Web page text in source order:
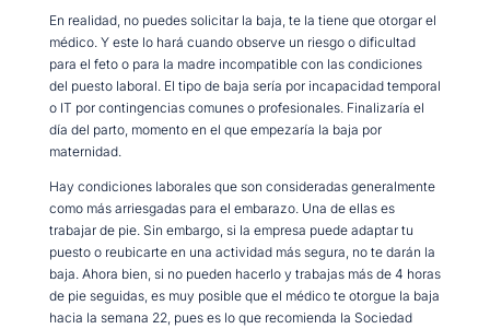
En realidad, no puedes solicitar la baja, te la tiene que otorgar el
médico. Y este lo hará cuando observe un riesgo o dificultad
para el feto o para la madre incompatible con las condiciones
del puesto laboral. El tipo de baja sería por incapacidad temporal
o IT por contingencias comunes o profesionales. Finalizaría el
día del parto, momento en el que empezaría la baja por
maternidad.
Hay condiciones laborales que son consideradas generalmente
como más arriesgadas para el embarazo. Una de ellas es
trabajar de pie. Sin embargo, si la empresa puede adaptar tu
puesto o reubicarte en una actividad más segura, no te darán la
baja. Ahora bien, si no pueden hacerlo y trabajas más de 4 horas
de pie seguidas, es muy posible que el médico te otorgue la baja
hacia la semana 22, pues es lo que recomienda la Sociedad